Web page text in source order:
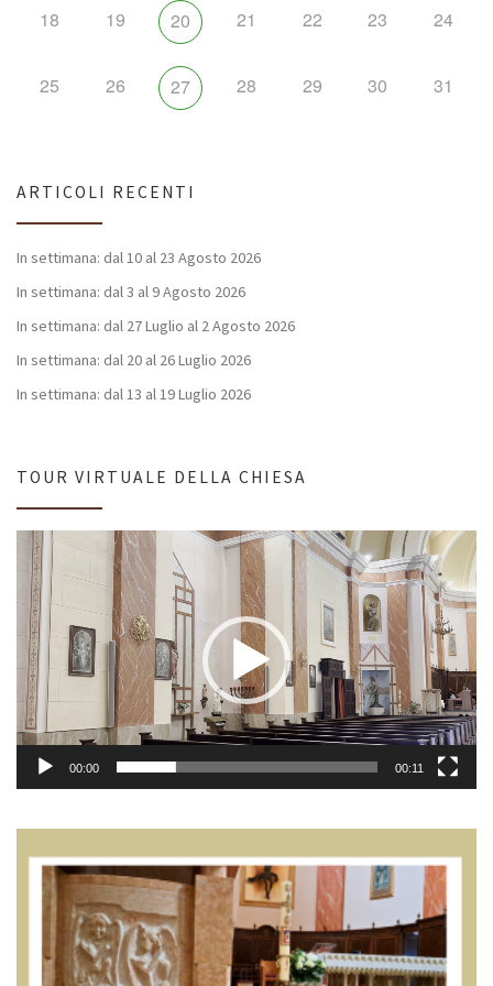
18 19 20 21 22 23 24
25 26 27 28 29 30 31
ARTICOLI RECENTI
In settimana: dal 10 al 23 Agosto 2026
In settimana: dal 3 al 9 Agosto 2026
In settimana: dal 27 Luglio al 2 Agosto 2026
In settimana: dal 20 al 26 Luglio 2026
In settimana: dal 13 al 19 Luglio 2026
TOUR VIRTUALE DELLA CHIESA
Video
Player
00:00 00:11